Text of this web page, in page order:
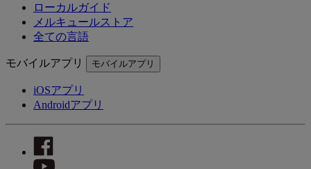
ローカルガイド
メルキュールストア
全ての言語
モバイルアプリ モバイルアプリ
iOSアプリ
Androidアプリ